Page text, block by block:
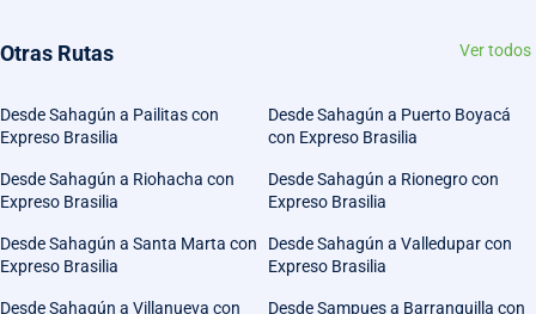
Otras Rutas Ver todos
Desde Sahagún a Pailitas con
Expreso Brasilia
Desde Sahagún a Puerto Boyacá
con Expreso Brasilia
Desde Sahagún a Riohacha con
Expreso Brasilia
Desde Sahagún a Rionegro con
Expreso Brasilia
Desde Sahagún a Santa Marta con
Expreso Brasilia
Desde Sahagún a Valledupar con
Expreso Brasilia
Desde Sahagún a Villanueva con
Desde Sampues a Barranquilla con